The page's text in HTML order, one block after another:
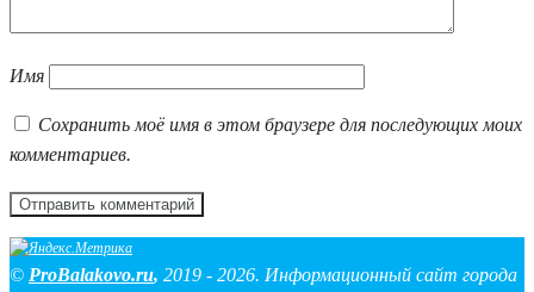
Имя
Сохранить моё имя в этом браузере для последующих моих
комментариев.
© ProBalakovo.ru, 2019 - 2026. Информационный сайт города